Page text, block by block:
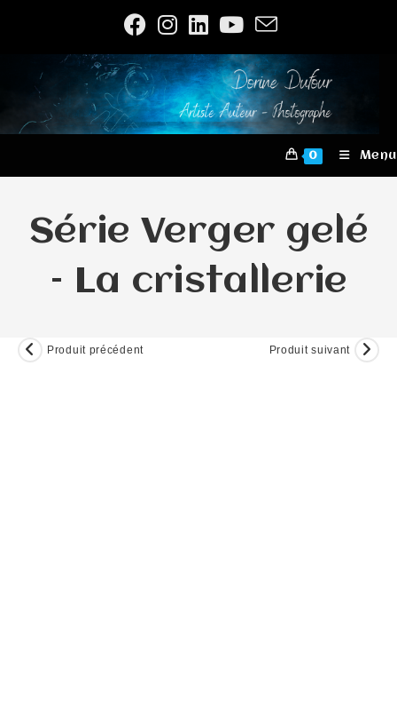
0 Menu
Série Verger gelé
– La cristallerie
Produit précédent Produit suivant